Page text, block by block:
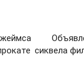
сиквела